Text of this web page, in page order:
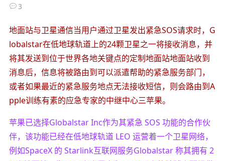
3
地面站与卫星通信当用户通过卫星发出紧急SOS请求时，G
lobalstar在低地球轨道上的24颗卫星之一将接收消息，并
将其发送到位于世界各地关键点的定制地面站地面站收到
消息后，信息将被路由到可以派遣帮助的紧急服务部门，
或者如果最近的紧急服务地点无法接收短信，则会路由到A
pple训练有素的应急专家的中继中心三苹果。
苹果已选择Globalstar Inc作为其紧急 SOS 功能的合作伙
伴，该功能已经在低地球轨道 LEO 运营着一个卫星网络，
例如SpaceX 的 Starlink互联网服务Globalstar 称其拥有 2